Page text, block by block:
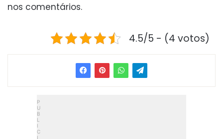
nos comentários.
4.5/5 - (4 votos)